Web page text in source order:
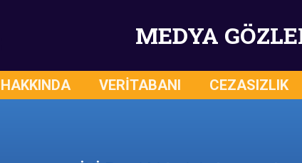
MEDYA
VERİTABANI CEZASIZLIK